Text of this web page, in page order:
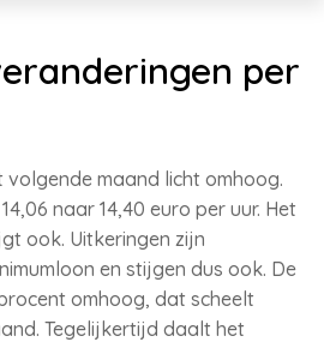
per
volgende maand licht omhoog.
naar 14,40 euro per uur. Het
ook. Uitkeringen zijn
en stijgen dus ook. De
omhoog, dat scheelt
Tegelijkertijd daalt het